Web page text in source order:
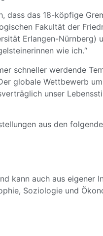
dass das 18-köpfige
Fakultät der
Erlangen-Nürnberg)
wie ich.“
schneller werdende
globale Wettbewerb
unser
aus den
kann auch aus eigener
Soziologie und